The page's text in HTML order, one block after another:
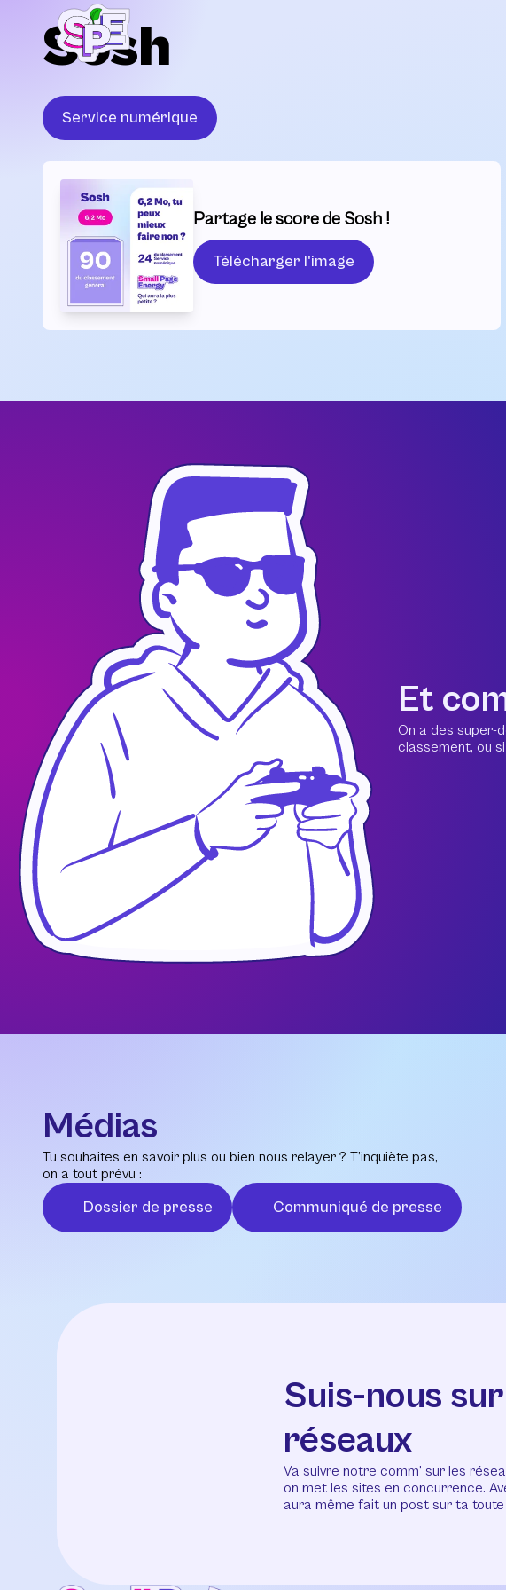
Sosh
Service numérique
Partage le score de Sosh !
Télécharger l'image
Et
On a des super-
classement, ou
Médias
Tu souhaites en savoir plus ou bien nous relayer ? T’inquiète pas,
on a tout prévu :
Dossier de presse Communiqué de presse
Suis-nous
réseaux
Va suivre notre comm’ sur les
on met les sites en concurrence.
aura même fait un post sur ta